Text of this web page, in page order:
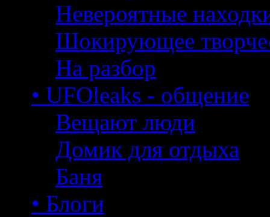
Невероятные
Шокирующее
На разбор
• UFOleaks - общение
Вещают люди
Домик для отдыха
Баня
• Блоги